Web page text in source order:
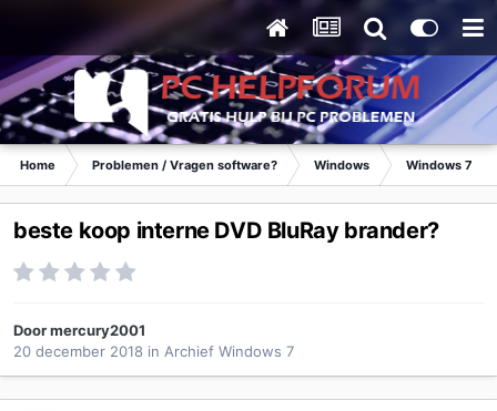
Home Problemen / Vragen software? Windows Windows 7
beste koop interne DVD BluRay brander?
Doormercury2001
20 december 2018 in Archief Windows 7